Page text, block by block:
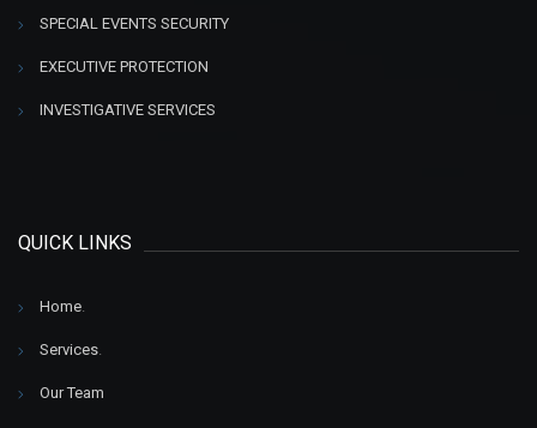
SPECIAL EVENTS SECURITY
EXECUTIVE PROTECTION
INVESTIGATIVE SERVICES
QUICK LINKS
Home
Services
Our Team